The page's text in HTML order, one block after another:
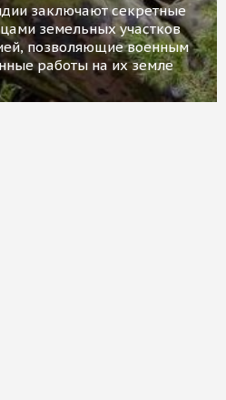
заключают секретные
земельных участков
позволяющие военным
работы на их земле